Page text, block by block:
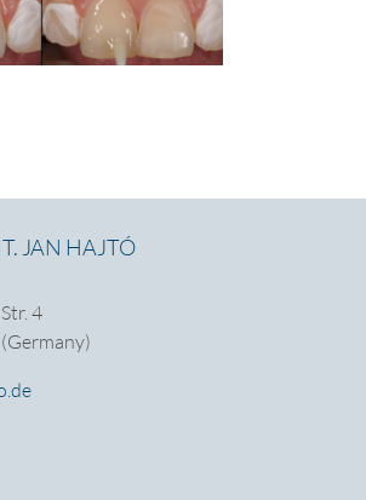
JAN HAJTÓ
4